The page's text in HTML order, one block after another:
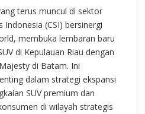
terus muncul di sektor
(CSI) bersinergi
membuka lembaran baru
di Kepulauan Riau dengan
di Batam. Ini
dalam strategi ekspansi
SUV premium dan
di wilayah strategis